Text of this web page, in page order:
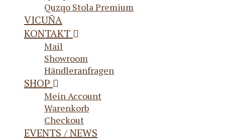
Quzqo Stola Premium
VICUÑA
KONTAKT
Mail
Showroom
Händleranfragen
SHOP
Mein Account
Warenkorb
Checkout
EVENTS / NEWS